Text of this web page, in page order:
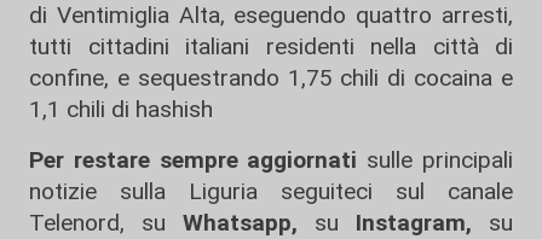
di Ventimiglia Alta, eseguendo quattro arresti,
tutti cittadini italiani residenti nella città di
confine, e sequestrando 1,75 chili di cocaina e
1,1 chili di hashish
Per restare sempre aggiornati sulle principali
notizie sulla Liguria seguiteci sul canale
Telenord, su
Whatsapp, su Instagram, su